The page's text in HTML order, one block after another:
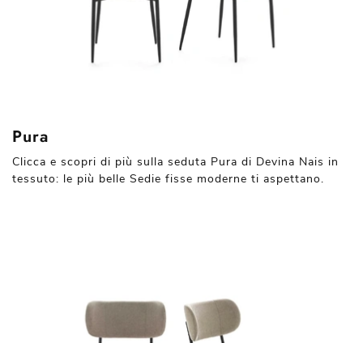
Pura
Clicca e scopri di più sulla seduta Pura di Devina Nais in
tessuto: le più belle Sedie fisse moderne ti aspettano.